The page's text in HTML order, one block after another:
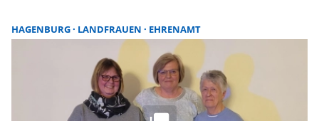
HAGENBURG LANDFRAUEN EHRENAMT